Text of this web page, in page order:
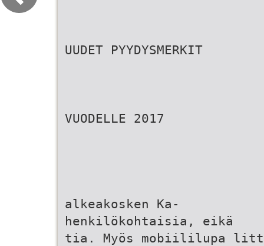
UUDET PYYDYSMERKIT
VUODELLE 2017
alkeakosken Ka-
henkilökohtaisia, eikä
tia. Myös mobiililupa